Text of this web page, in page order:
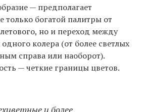
— предполагает
только богатой палитры от
но и переход между
колера (от более светлых
справа или наоборот).
— четкие границы цветов.
и более